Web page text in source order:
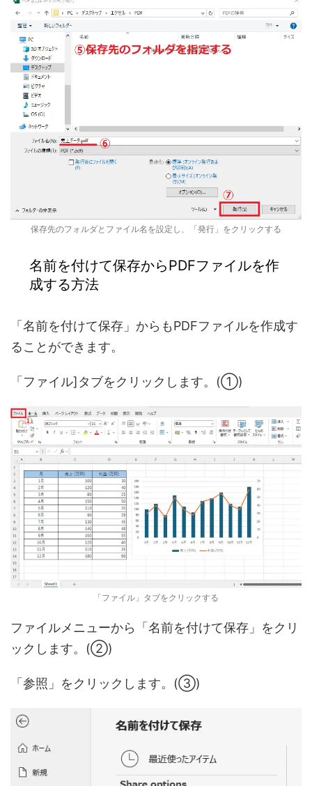
保存先のフォルダとファイル名を設定し、「発行」をクリックする
名前を付けて保存からPDFファイルを作
成する方法
「名前を付けて保存」からもPDFファイルを作成す
ることができます。
「ファイル]タブをクリックします。(①)
「ファイル」タブをクリックする
ファイルメニューから「名前を付けて保存」をクリ
ックします。(②)
「参照」をクリックします。(③)